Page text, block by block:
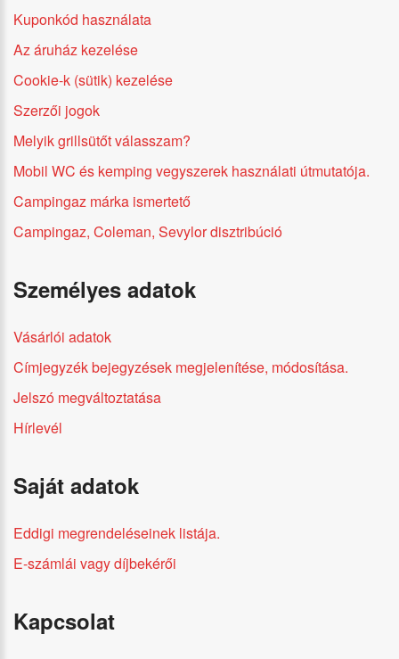
Kuponkód használata
Az áruház kezelése
Cookie-k (sütik) kezelése
Szerzői jogok
Melyik grillsütőt válasszam?
Mobil WC és kemping vegyszerek használati útmutatója.
Campingaz márka ismertető
Campingaz, Coleman, Sevylor disztribúció
Személyes adatok
Vásárlói adatok
Címjegyzék bejegyzések megjelenítése, módosítása.
Jelszó megváltoztatása
Hírlevél
Saját adatok
Eddigi megrendeléseinek listája.
E-számlái vagy díjbekérői
Kapcsolat